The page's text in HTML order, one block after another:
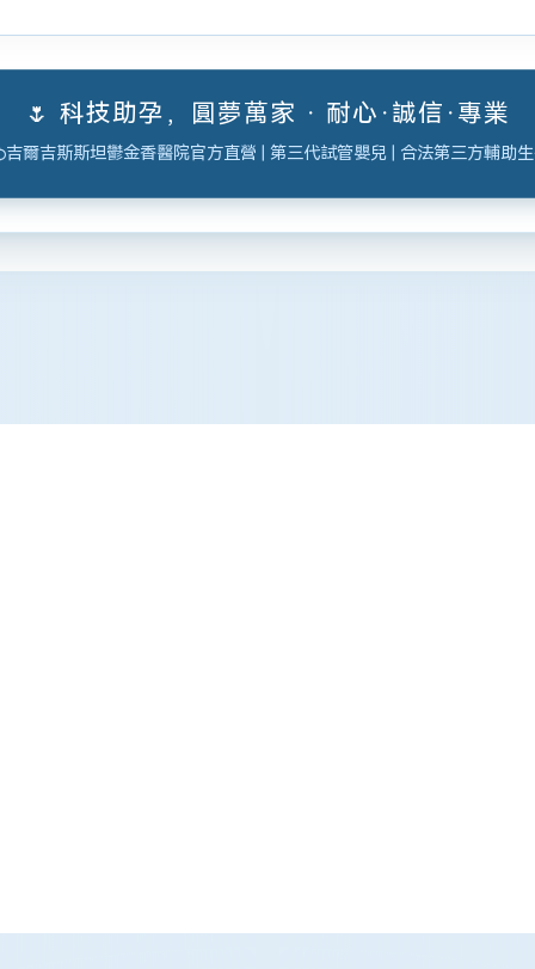
🌷 科技助孕，圓夢萬家 · 耐心·誠信·專業
吉爾吉斯斯坦鬱金香醫院官方直營 | 第三代試管嬰兒 | 合法第三方輔助